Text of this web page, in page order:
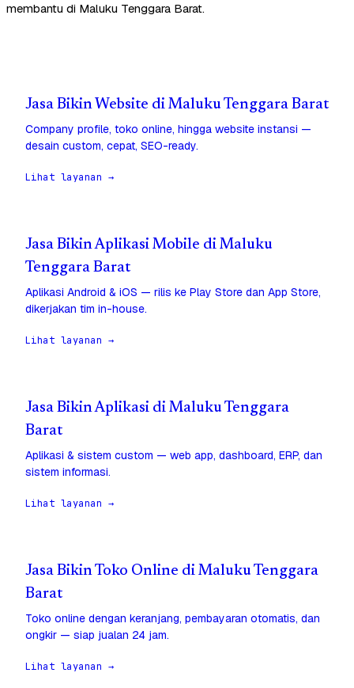
membantu di Maluku Tenggara Barat.
Jasa Bikin Website di Maluku Tenggara Barat
Company profile, toko online, hingga website instansi —
desain custom, cepat, SEO-ready.
Lihat layanan →
Jasa Bikin Aplikasi Mobile di Maluku
Tenggara Barat
Aplikasi Android & iOS — rilis ke Play Store dan App Store,
dikerjakan tim in-house.
Lihat layanan →
Jasa Bikin Aplikasi di Maluku Tenggara
Barat
Aplikasi & sistem custom — web app, dashboard, ERP, dan
sistem informasi.
Lihat layanan →
Jasa Bikin Toko Online di Maluku Tenggara
Barat
Toko online dengan keranjang, pembayaran otomatis, dan
ongkir — siap jualan 24 jam.
Lihat layanan →